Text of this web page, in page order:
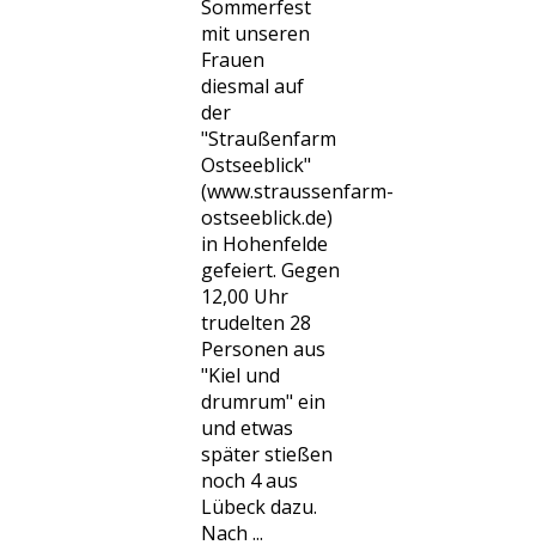
Sommerfest
mit unseren
Frauen
diesmal auf
der
"Straußenfarm
Ostseeblick"
(www.straussenfarm-
ostseeblick.de)
in Hohenfelde
gefeiert. Gegen
12,00 Uhr
trudelten 28
Personen aus
"Kiel und
drumrum" ein
und etwas
später stießen
noch 4 aus
Lübeck dazu.
Nach ...